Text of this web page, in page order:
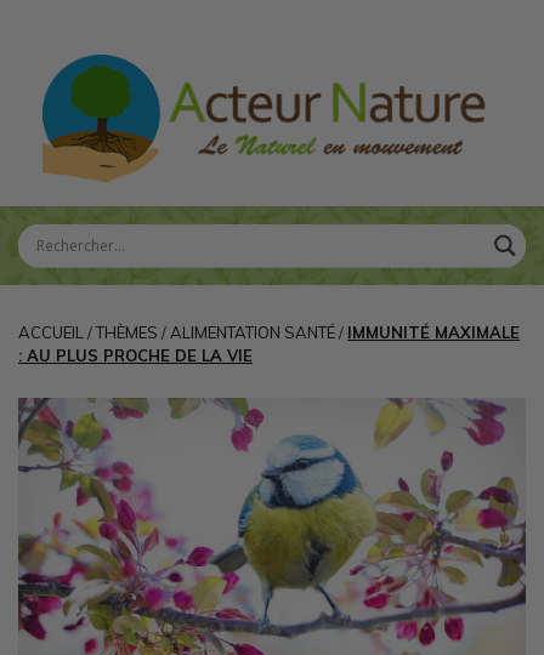
ACCUEIL /THÈMES / ALIMENTATION SANTÉ/ IMMUNITÉ MAXIMALE
: AU PLUS PROCHE DE LA VIE